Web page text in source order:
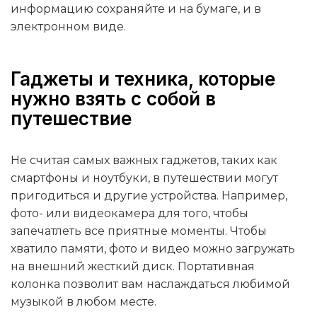
информацию сохраняйте и на бумаге, и в
электронном виде.
Гаджеты и техника, которые
нужно взять с собой в
путешествие
Не считая самых важных гаджетов, таких как
смартфоны и ноутбуки, в путешествии могут
пригодиться и другие устройства. Например,
фото- или видеокамера для того, чтобы
запечатлеть все приятные моменты. Чтобы
хватило памяти, фото и видео можно загружать
на внешний жесткий диск. Портативная
колонка позволит вам наслаждаться любимой
музыкой в любом месте.